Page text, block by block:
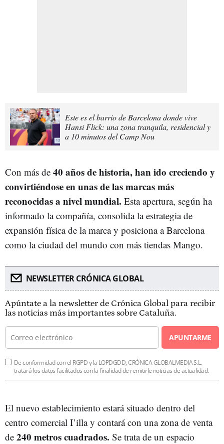
Este es el barrio de Barcelona donde vive
Hansi Flick: una zona tranquila, residencial y
a 10 minutos del Camp Nou
Con más de 40 años de historia, han ido creciendo y
convirtiéndose en unas de las marcas más
reconocidas a nivel mundial. Esta apertura, según ha
informado la compañía, consolida la estrategia de
expansión física de la marca y posiciona a Barcelona
como la ciudad del mundo con más tiendas Mango.
NEWSLETTER CRÓNICA GLOBAL
Apúntate a la newsletter de Crónica Global para recibir
las noticias más importantes sobre Cataluña.
APUNTARME
De conformidad con el RGPD y la LOPDGDD, CRÓNICA GLOBALMEDIA S.L.
tratará los datos facilitados con la finalidad de remitirle noticias de actualidad.
El nuevo establecimiento estará situado dentro del
centro comercial I’illa y contará con una zona de venta
de 240 metros cuadrados. Se trata de un espacio